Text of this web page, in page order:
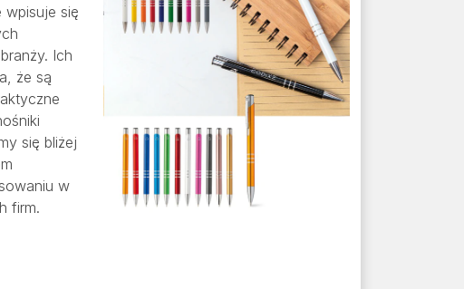
wpisuje się
Ich
że są
się bliżej
w
firm.